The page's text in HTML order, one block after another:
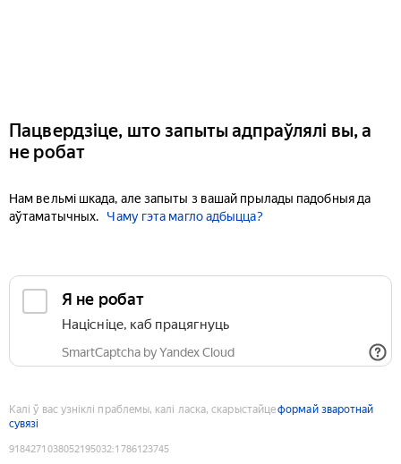
Пацвердзіце, што запыты адпраўлялі вы, а
не робат
Нам вельмі шкада, але запыты з вашай прылады падобныя да
аўтаматычных.
Чаму гэта магло адбыцца?
Я не робат
Націсніце, каб працягнуць
SmartCaptcha by Yandex Cloud
Калі ў вас узніклі праблемы, калі ласка, скарыстайцеформай зваротнай
сувязі
9184271038052195032:1786123745